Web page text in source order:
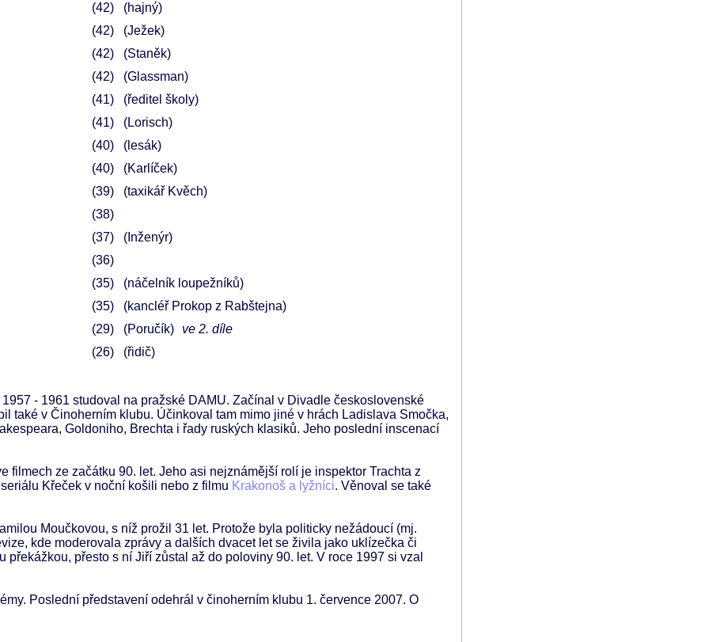
42
(hajný)
42
(Ježek)
42
(Staněk)
42
(Glassman)
41
(ředitel školy)
41
(Lorisch)
40
(lesák)
40
(Karlíček)
39
(taxikář Kvěch)
38
37
(Inženýr)
36
35
(náčelník loupežníků)
35
(kancléř Prokop z Rabštejna)
29 (Poručík)
ve 2. díle
26 (řidič)
- 1961 studoval na pražské DAMU. Začínal v Divadle československé
také v Činoherním klubu. Účinkoval tam mimo jiné v hrách Ladislava Smočka,
Goldoniho, Brechta i řady ruských klasiků. Jeho poslední inscenací
filmech ze začátku 90. let. Jeho asi nejznámější rolí je inspektor Trachta z
seriálu Křeček v noční košili nebo z filmu Krakonoš a lyžníci. Věnoval se také
Moučkovou, s níž prožil 31 let. Protože byla politicky nežádoucí (mj.
kde moderovala zprávy a dalších dvacet let se živila jako uklízečka či
přesto s ní Jiří zůstal až do poloviny 90. let. V roce 1997 si vzal
Poslední představení odehrál v činoherním klubu 1. července 2007. O